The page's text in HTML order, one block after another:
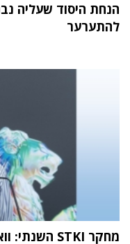
הנחת היסוד שעליה
להתערער